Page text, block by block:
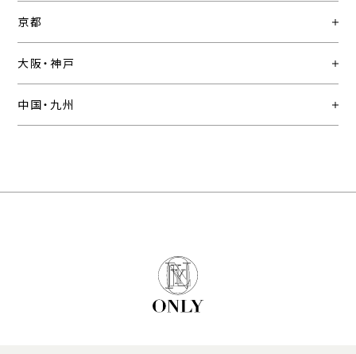
京都
大阪・神戸
中国・九州